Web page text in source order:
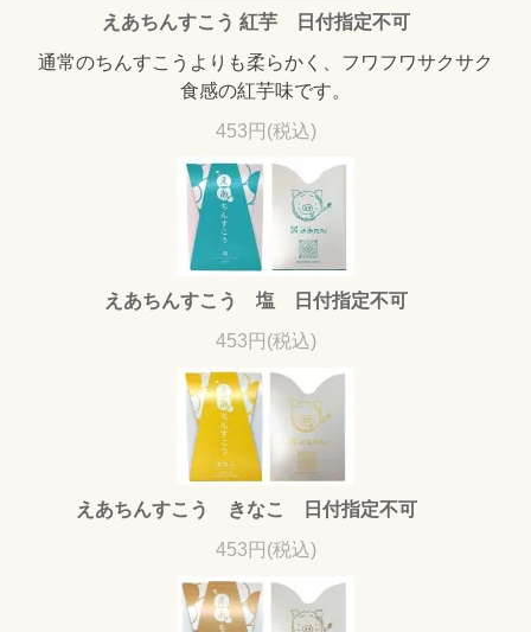
えあちんすこう 紅芋 日付指定不可
通常のちんすこうよりも柔らかく、フワフワサクサク
食感の紅芋味です。
453円(税込)
えあちんすこう 塩 日付指定不可
453円(税込)
えあちんすこう きなこ 日付指定不可
453円(税込)